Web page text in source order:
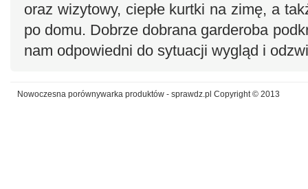
oraz wizytowy, ciepłe kurtki na zimę, a
po domu. Dobrze dobrana garderoba
nam odpowiedni do sytuacji wygląd i
Nowoczesna porównywarka produktów - sprawdz.pl Copyright © 2013